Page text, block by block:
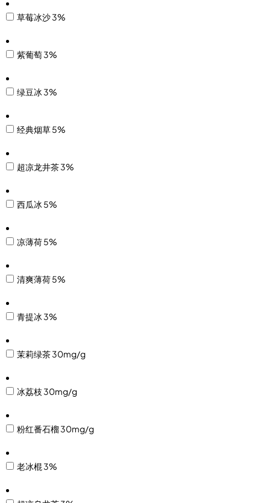
草莓冰沙 3%
紫葡萄 3%
绿豆冰 3%
经典烟草 5%
超凉龙井茶 3%
西瓜冰 5%
凉薄荷 5%
清爽薄荷 5%
青提冰 3%
茉莉绿茶 30mg/g
冰荔枝 30mg/g
粉红番石榴 30mg/g
老冰棍 3%